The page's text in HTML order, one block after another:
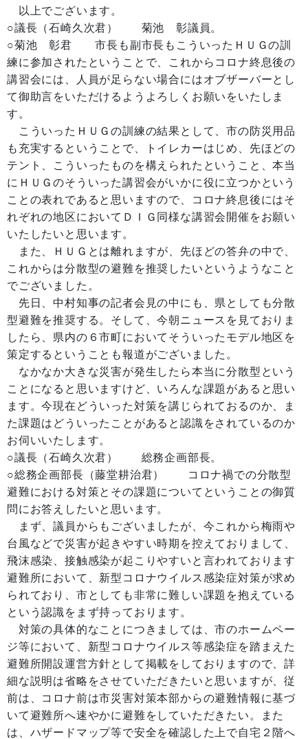
以上でございます。
○議長（石崎久次君） 菊池 彰議員。
○菊池 彰君 市長も副市長もこういったＨＵＧの訓
練に参加されたということで、これからコロナ終息後の
講習会には、人員が足らない場合にはオブザーバーとし
て御助言をいただけるようよろしくお願いをいたしま
す。
こういったＨＵＧの訓練の結果として、市の防災用品
も充実するということで、トイレカーはじめ、先ほどの
テント、こういったものを構えられたということ、本当
にＨＵＧのそういった講習会がいかに役に立つかという
ことの表れであると思いますので、コロナ終息後にはそ
れぞれの地区においてＤＩＧ同様な講習会開催をお願い
いたしたいと思います。
また、ＨＵＧとは離れますが、先ほどの答弁の中で、
これからは分散型の避難を推奨したいというようなこと
でございました。
先日、中村知事の記者会見の中にも、県としても分散
型避難を推奨する。そして、今朝ニュースを見ておりま
したら、県内の６市町においてそういったモデル地区を
策定するということも報道がございました。
なかなか大きな災害が発生したら本当に分散型という
ことになると思いますけど、いろんな課題があると思い
ます。今現在どういった対策を講じられておるのか、ま
た課題はどういったことがあると認識をされているのか
お伺いいたします。
○議長（石崎久次君） 総務企画部長。
○総務企画部長（藤堂耕治君） コロナ禍での分散型
避難における対策とその課題についてということの御質
問にお答えしたいと思います。
まず、議員からもございましたが、今これから梅雨や
台風などで災害が起きやすい時期を控えておりまして、
飛沫感染、接触感染が起こりやすいと言われております
避難所において、新型コロナウイルス感染症対策が求め
られており、市としても非常に難しい課題を抱えている
という認識をまず持っております。
対策の具体的なことにつきましては、市のホームペー
ジ等において、新型コロナウイルス等感染症を踏まえた
避難所開設運営方針として掲載をしておりますので、詳
細な説明は省略をさせていただきたいと思いますが、従
前は、コロナ前は市災害対策本部からの避難情報に基づ
いて避難所へ速やかに避難をしていただきたい。また
は、ハザードマップ等で安全を確認した上で自宅２階へ